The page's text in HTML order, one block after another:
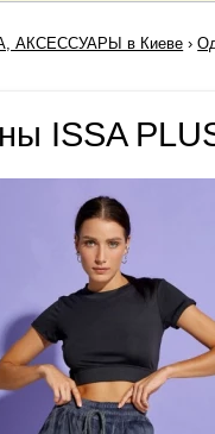
АКСЕССУАРЫ в Киеве ›
ISSA